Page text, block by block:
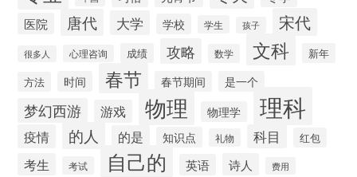
医院
唐代 大学 学校 学生 孩子 宋代
很多人 心理咨询 成绩 攻略 数学 文科
新年
方法
时间 春节 春节期间 是一个
梦幻西游 游戏 物理 物理学 理科
疫情 的人 的是 知识点 礼物 科目 红包
考生 考试 自己的 英语 诗人 费用